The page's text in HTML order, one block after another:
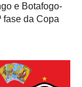
e Botafogo-
fase da Copa